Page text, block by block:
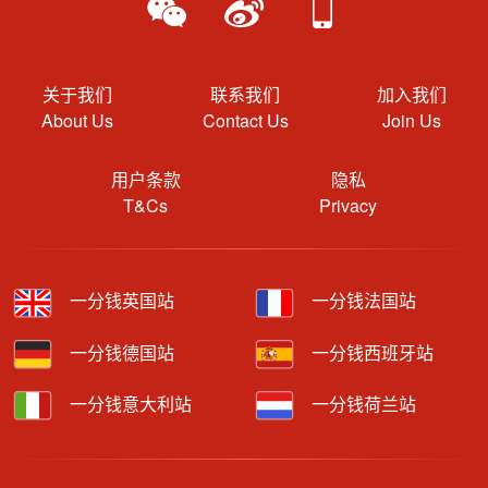
关于我们
About Us
联系我们
Contact Us
加入我们
Join Us
用户条款
T&Cs
隐私
Privacy
一分钱英国站 一分钱法国站
一分钱德国站 一分钱西班牙站
一分钱意大利站 一分钱荷兰站